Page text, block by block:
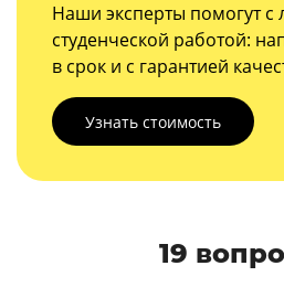
Наши эксперты помогут с
студенческой работой:
в срок и с гарантией
Узнать стоимость
19